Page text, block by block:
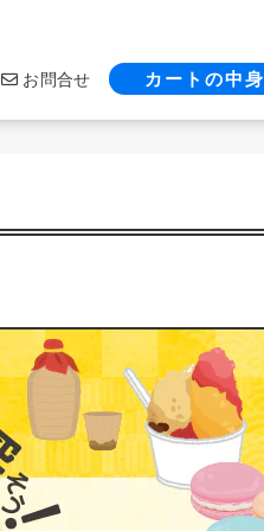
お問合せ カートの中身